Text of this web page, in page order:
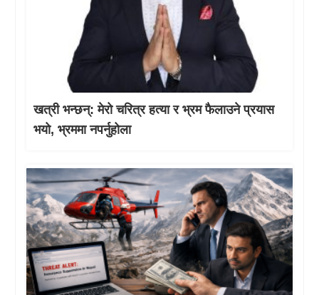
खत्री भन्छन्: मेरो चरित्र हत्या र भ्रम फैलाउने प्रयास
भयो, भ्रममा नपर्नुहोला